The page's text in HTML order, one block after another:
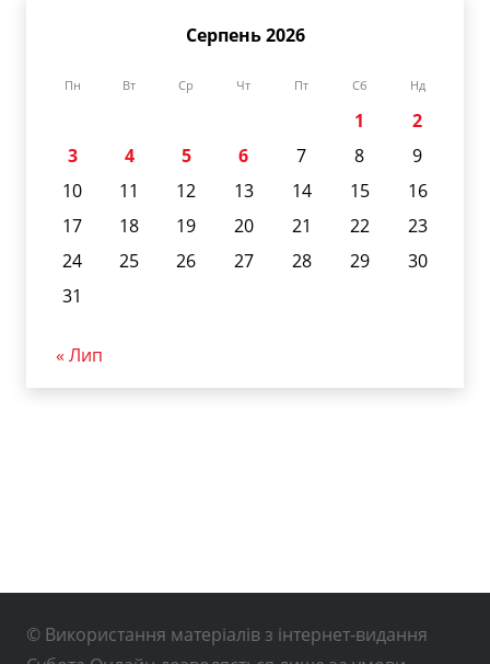
Серпень 2026
Пн Вт Ср Чт Пт Сб Нд
1
2
3
4 5 6 7 8
9
10
11 12 13 14 15
16
17
18 19 20 21 22
23
24
25 26 27 28 29
30
31
« Лип
© Використання матеріалів з інтернет-видання